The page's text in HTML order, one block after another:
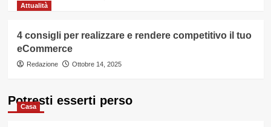
Attualità
4 consigli per realizzare e rendere competitivo il tuo
eCommerce
Redazione Ottobre 14, 2025
Potresti esserti perso
Casa